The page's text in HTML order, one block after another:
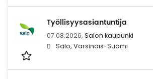
Työllisyysasiantuntija
07.08.2026, Salon kaupunki
Salo, Varsinais-Suomi